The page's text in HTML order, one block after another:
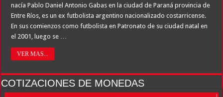
nacía Pablo Daniel Antonio Gabas en la ciudad de Paraná provincia de
Entre Ríos, es un ex futbolista argentino nacionalizado costarricense.
En sus comienzos como futbolista en Patronato de su ciudad natal en
el 2001, luego se …
VER MAS...
COTIZACIONES DE MONEDAS